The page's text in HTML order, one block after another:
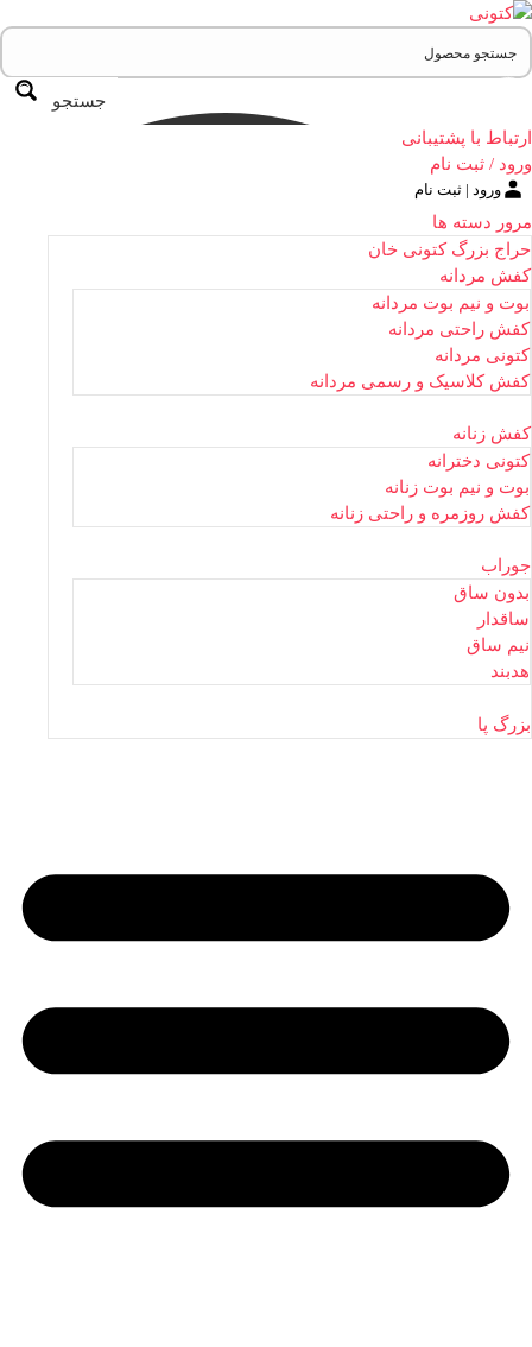
جستجو
ارتباط با پشتیبانی
ورود / ثبت نام
ورود | ثبت نام
مرور دسته ها
حراج بزرگ کتونی خان
کفش مردانه
بوت و نیم بوت مردانه
کفش راحتی مردانه
کتونی مردانه
کفش کلاسیک و رسمی مردانه
کفش زنانه
کتونی دخترانه
بوت و نیم بوت زنانه
کفش روزمره و راحتی زنانه
جوراب
بدون ساق
ساقدار
نیم ساق
هدبند
بزرگ پا